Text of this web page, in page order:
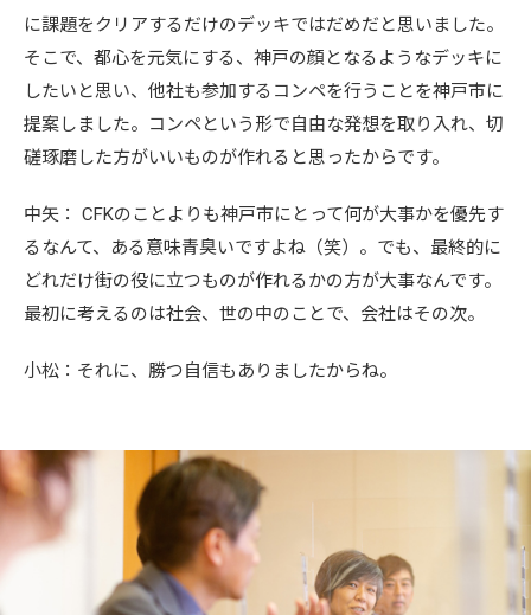
に課題をクリアするだけのデッキではだめだと思いました。
そこで、都心を元気にする、神戸の顔となるようなデッキに
したいと思い、他社も参加するコンペを行うことを神戸市に
提案しました。コンペという形で自由な発想を取り入れ、切
磋琢磨した方がいいものが作れると思ったからです。
中矢： CFKのことよりも神戸市にとって何が大事かを優先す
るなんて、ある意味青臭いですよね（笑）。でも、最終的に
どれだけ街の役に立つものが作れるかの方が大事なんです。
最初に考えるのは社会、世の中のことで、会社はその次。
小松：それに、勝つ自信もありましたからね。